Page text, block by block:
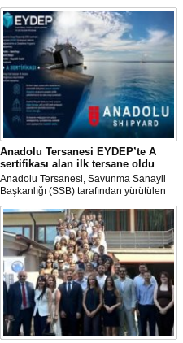
Anadolu Tersanesi EYDEP’te A
sertifikası alan ilk tersane oldu
Anadolu Tersanesi, Savunma Sanayii
Başkanlığı (SSB) tarafından yürütülen
Endüstriyel Yetkinlik Değerlendirme ve
Destekleme Programı
(EYDEP)kapsamında, A Sertifikası
almaya hak kazanan ilk tersane oldu.